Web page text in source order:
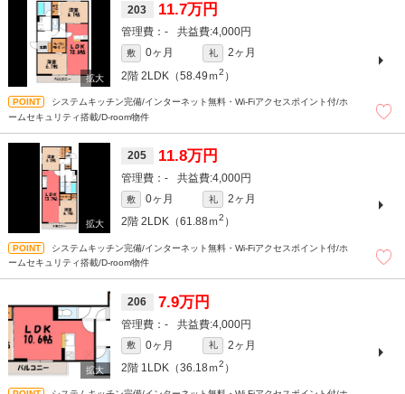
203 11.7万円
- 4,000円
敷 0ヶ月 礼
2ヶ月
2階 2LDK（58.49ｍ2 ）
システムキッチン完備/インターネット無料・Wi-Fiアクセスポイント付/ホ
ームセキュリティ搭載/D-room物件
205 11.8万円
- 4,000円
敷 0ヶ月 礼
2ヶ月
2階 2LDK（61.88ｍ2 ）
システムキッチン完備/インターネット無料・Wi-Fiアクセスポイント付/ホ
ームセキュリティ搭載/D-room物件
206 7.9万円
- 4,000円
敷 0ヶ月 礼
2ヶ月
2階 1LDK（36.18ｍ2 ）